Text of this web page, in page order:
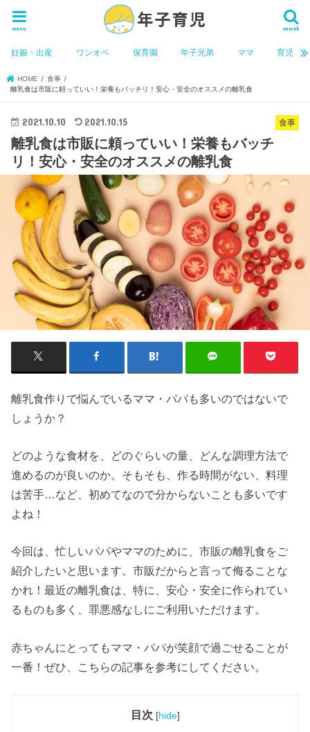
search
menu
妊娠・出産 ワンオペ 保育園 年子兄弟 ママ 育児
HOME
食事
離乳食は市販に頼っていい！栄養もバッチリ！安心・安全のオススメの離乳食
食事
2021.10.10 2021.10.15
離乳食は市販に頼っていい！栄養もバッチ
リ！安心・安全のオススメの離乳食
離乳食作りで悩んでいるママ・パパも多いのではないで
しょうか？
どのような食材を、どのぐらいの量、どんな調理方法で
進めるのが良いのか。そもそも、作る時間がない、料理
は苦手…など、初めてなので分からないことも多いです
よね！
今回は、忙しいパパやママのために、市販の離乳食をご
紹介したいと思います。市販だからと言って侮ることな
かれ！最近の離乳食は、特に、安心・安全に作られてい
るものも多く、罪悪感なしにご利用いただけます。
赤ちゃんにとってもママ・パパが笑顔で過ごせることが
一番！ぜひ、こちらの記事を参考にしてください。
目次 [hide]